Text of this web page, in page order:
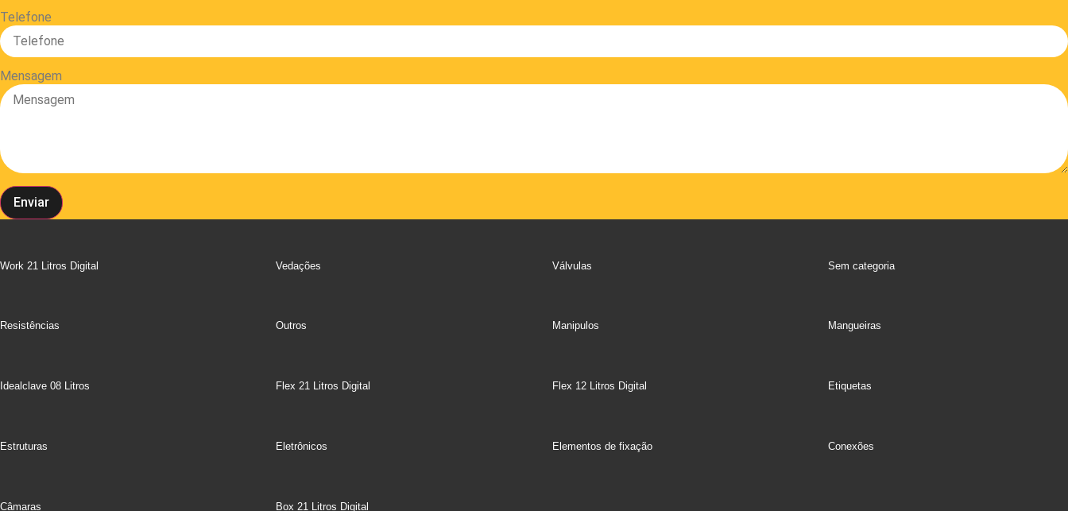
Telefone
Mensagem
Enviar
Work 21 Litros Digital Vedações Válvulas Sem categoria
Resistências Outros Manipulos Mangueiras
Idealclave 08 Litros Flex 21 Litros Digital Flex 12 Litros Digital Etiquetas
Estruturas Eletrônicos Elementos de fixação Conexões
Câmaras Box 21 Litros Digital